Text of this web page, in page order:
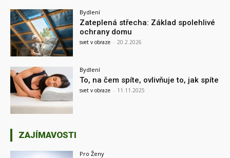
Bydlení
Zateplená střecha: Základ spolehlivé
ochrany domu
svet v obraze - 20.2.2026
Bydlení
To, na čem spíte, ovlivňuje to, jak spíte
svet v obraze - 11.11.2025
ZAJÍMAVOSTI
Pro Ženy